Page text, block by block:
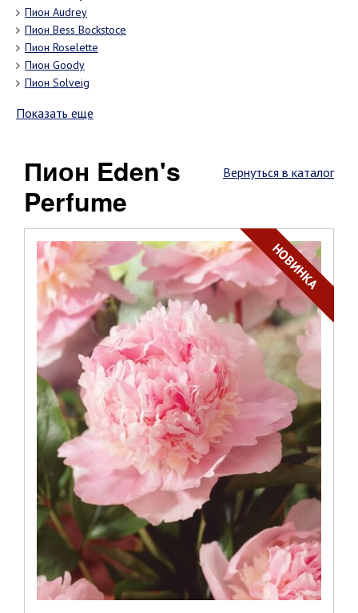
Пион Audrey
Пион Bess Bockstoce
Пион Roselette
Пион Goody
Пион Solveig
Показать еще
Вернуться в каталог
Пион Eden's
Perfume
НОВИНКА